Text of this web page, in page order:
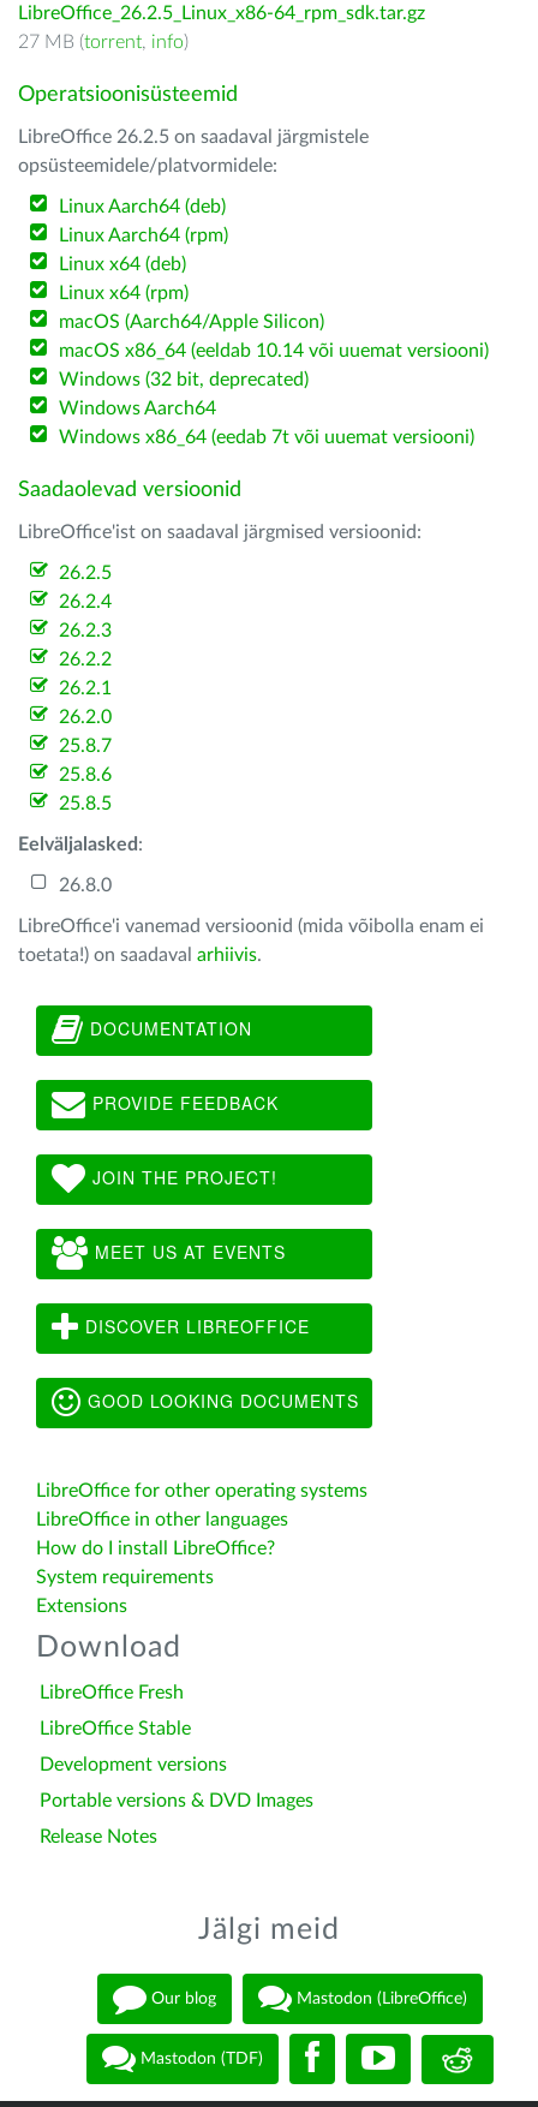
LibreOffice_26.2.5_Linux_x86-64_rpm_sdk.tar.gz
27 MB (torrent, info)
Operatsioonisüsteemid
LibreOffice 26.2.5 on saadaval järgmistele
opsüsteemidele/platvormidele:
Linux Aarch64 (deb)
Linux Aarch64 (rpm)
Linux x64 (deb)
Linux x64 (rpm)
macOS (Aarch64/Apple Silicon)
macOS x86_64 (eeldab 10.14 või uuemat versiooni)
Windows (32 bit, deprecated)
Windows Aarch64
Windows x86_64 (eedab 7t või uuemat versiooni)
Saadaolevad versioonid
LibreOffice'ist on saadaval järgmised versioonid:
26.2.5
26.2.4
26.2.3
26.2.2
26.2.1
26.2.0
25.8.7
25.8.6
25.8.5
Eelväljalasked :
26.8.0
LibreOffice'i vanemad versioonid (mida võibolla enam ei
toetata!) on saadaval arhiivis.
DOCUMENTATION
PROVIDE FEEDBACK
JOIN THE PROJECT!
MEET US AT EVENTS
DISCOVER LIBREOFFICE
GOOD LOOKING DOCUMENTS
LibreOffice for other operating systems
LibreOffice in other languages
How do I install LibreOffice?
System requirements
Extensions
Download
LibreOffice Fresh
LibreOffice Stable
Development versions
Portable versions & DVD Images
Release Notes
Jälgi meid
Our blog Mastodon (LibreOffice)
Mastodon (TDF)